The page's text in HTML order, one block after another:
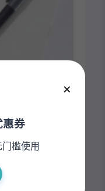
×
券
槛使用